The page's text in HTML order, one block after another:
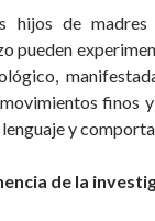
hijos de madres
pueden
finos
y
de la